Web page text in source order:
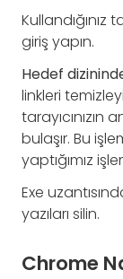
Kullandığınız
giriş yapın.
Hedef
linkleri
tarayıcınızın
bulaşır. Bu
yaptığımız
Exe
yazıları silin.
Chrome